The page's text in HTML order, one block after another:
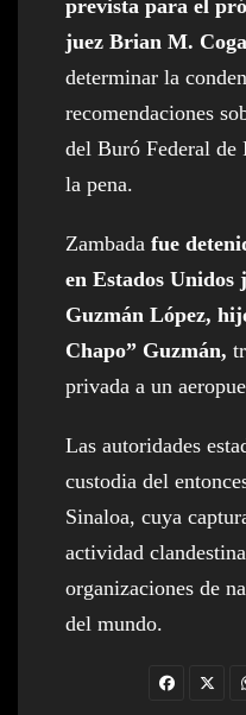
prevista para el
juez Brian M.
determinar la
recomendaciones
del Buró Federal de
la pena.
Zambada fue
en Estados Unidos
Guzmán López,
Chapo” Guzmán,
privada a un
Las autoridades
custodia del
Sinaloa, cuya
actividad
organizaciones de
del mundo.